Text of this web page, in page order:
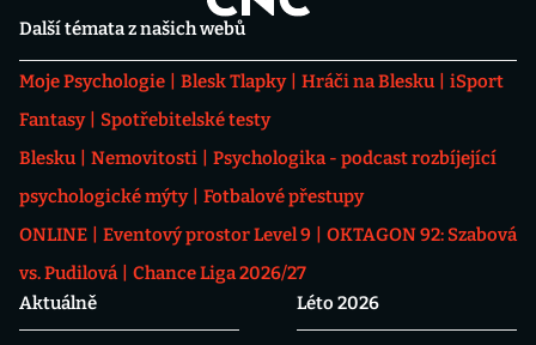
Další témata z našich webů
Moje Psychologie Blesk Tlapky Hráči na Blesku
iSport
Fantasy
Spotřebitelské testy
Blesku
Nemovitosti
Psychologika - podcast rozbíjející
psychologické mýty
Fotbalové přestupy
ONLINE
Eventový prostor Level 9
OKTAGON 92: Szabová
vs. Pudilová
Chance Liga 2026/27
Aktuálně
Léto 2026